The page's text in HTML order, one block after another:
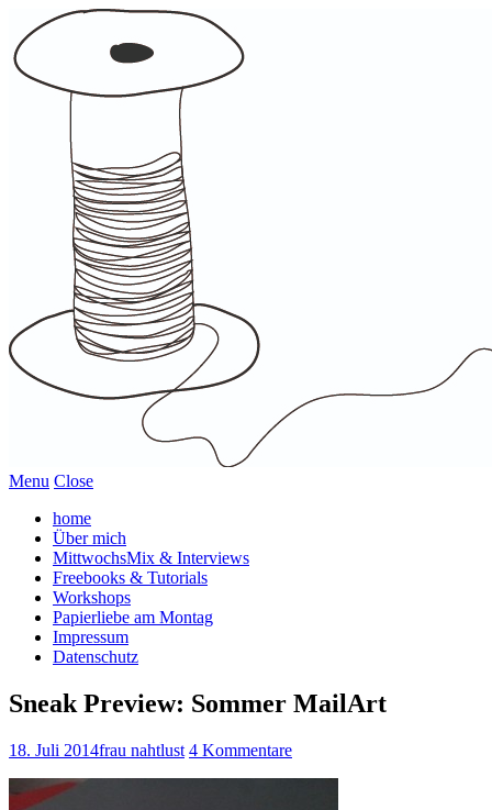
Menu Close
home
Über mich
MittwochsMix & Interviews
Freebooks & Tutorials
Workshops
Papierliebe am Montag
Impressum
Datenschutz
Sneak Preview: Sommer MailArt
18. Juli 2014frau nahtlust 4 Kommentare